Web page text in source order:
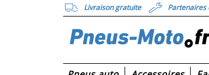
Livraison gratuite Partenaires